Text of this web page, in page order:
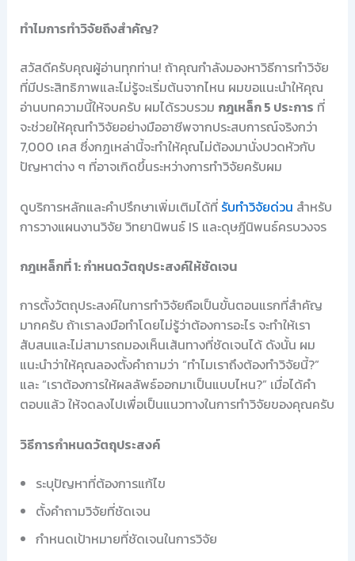
ทำไมการทำวิจัยถึงสำคัญ?
สวัสดีครับคุณผู้อ่านทุกท่าน! ถ้าคุณกำลังมองหาวิธีการทำวิจัย
ที่มีประสิทธิภาพและไม่รู้จะเริ่มต้นจากไหน ผมขอแนะนำให้คุณ
อ่านบทความนี้ให้จบครับ ผมได้รวบรวม กฎเหล็ก 5 ประการ ที่
จะช่วยให้คุณทำวิจัยอย่างมืออาชีพจากประสบการณ์จริงกว่า
7,000 เคส ซึ่งกฎเหล่านี้จะทำให้คุณไม่ต้องมานั่งปวดหัวกับ
ปัญหาต่าง ๆ ที่อาจเกิดขึ้นระหว่างการทำวิจัยครับผม
ดูบริการหลักและคำปรึกษาเพิ่มเติมได้ที่ รับทำวิจัยด่วน สำหรับ
การวางแผนงานวิจัย วิทยานิพนธ์ IS และดุษฎีนิพนธ์ครบวงจร
กฎเหล็กที่ 1: กำหนดวัตถุประสงค์ให้ชัดเจน
การตั้งวัตถุประสงค์ในการทำวิจัยถือเป็นขั้นตอนแรกที่สำคัญ
มากครับ ถ้าเราลงมือทำโดยไม่รู้ว่าต้องการอะไร จะทำให้เรา
สับสนและไม่สามารถมองเห็นเส้นทางที่ชัดเจนได้ ดังนั้น ผม
แนะนำว่าให้คุณลองตั้งคำถามว่า “ทำไมเราถึงต้องทำวิจัยนี้?”
และ “เราต้องการให้ผลลัพธ์ออกมาเป็นแบบไหน?” เมื่อได้คำ
ตอบแล้ว ให้จดลงไปเพื่อเป็นแนวทางในการทำวิจัยของคุณครับ
วิธีการกำหนดวัตถุประสงค์
ระบุปัญหาที่ต้องการแก้ไข
ตั้งคำถามวิจัยที่ชัดเจน
กำหนดเป้าหมายที่ชัดเจนในการวิจัย